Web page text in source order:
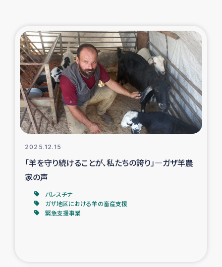
東ティモール豪雨緊急支援
大雨による洪水被災者支援
カカオ生産者支援事業
シリア国内避難民・帰還民の生活再建支援
トルコにおけるシリア難民支援事業
インドネシア中部 スラウェシの地震・津波被災者支援
スリランカ ジャフナ県干物事業
2025.12.15
「羊を守り続けることが、私たちの誇り」―ガザ羊農
家の声
パレスチナ
ガザ地区における羊の畜産支援
緊急支援事業